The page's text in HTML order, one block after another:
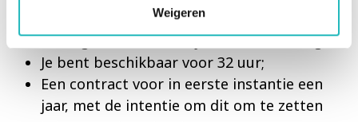
Weigeren
(functieschaal 50) op basis van een fulltime
36-urige werkweek en jouw werkervaring;
Je bent beschikbaar voor 32 uur;
Een contract voor in eerste instantie een
jaar, met de intentie om dit om te zetten